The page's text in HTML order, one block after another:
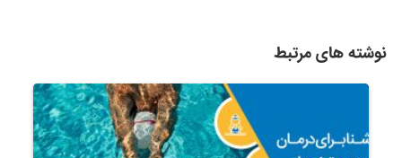
نوشته های مرتبط